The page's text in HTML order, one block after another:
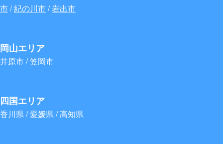
市/紀の川市/岩出市
岡山エリア
井原市 / 笠岡市
四国エリア
香川県 / 愛媛県 / 高知県